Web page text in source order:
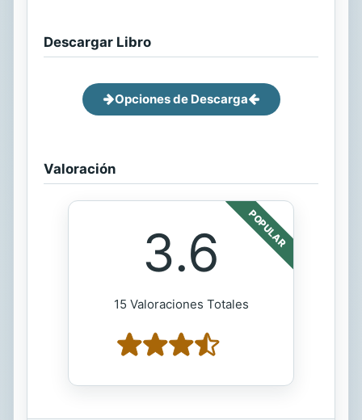
Descargar Libro
Opciones de Descarga
Valoración
POPULAR
3.6
15 Valoraciones Totales